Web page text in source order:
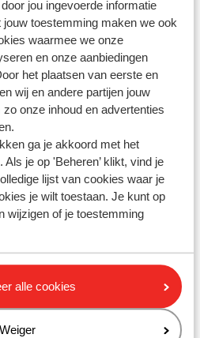
jou ingevoerde informatie
toestemming maken we ook
waarmee we onze
en onze aanbiedingen
het plaatsen van eerste en
wij en andere partijen jouw
onze inhoud en advertenties
ga je akkoord met het
je op 'Beheren’ klikt, vind je
lijst van cookies waar je
je wilt toestaan. Je kunt op
wijzigen of je toestemming
alle cookies
Weiger
de transfer?
toegestuurd?
stoel reserveren?
niet